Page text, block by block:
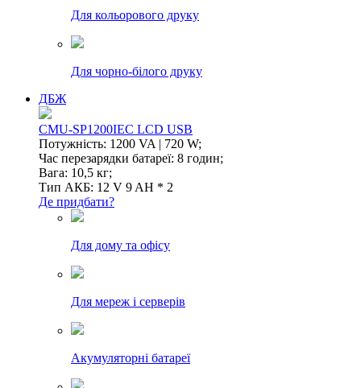
Для кольорового друку
Для чорно-білого друку
ДБЖ
CMU-SP1200IEC LCD USB
Потужність: 1200 VA | 720 W;
Час перезарядки батареї: 8 годин;
Вага: 10,5 кг;
Тип АКБ: 12 V 9 AH * 2
Де придбати?
Для дому та офісу
Для мереж і серверів
Акумуляторні батареї